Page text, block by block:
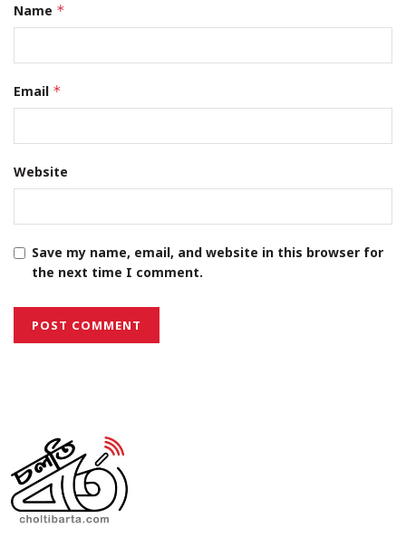
Name *
Email *
Website
Save my name, email, and website in this browser for
the next time I comment.